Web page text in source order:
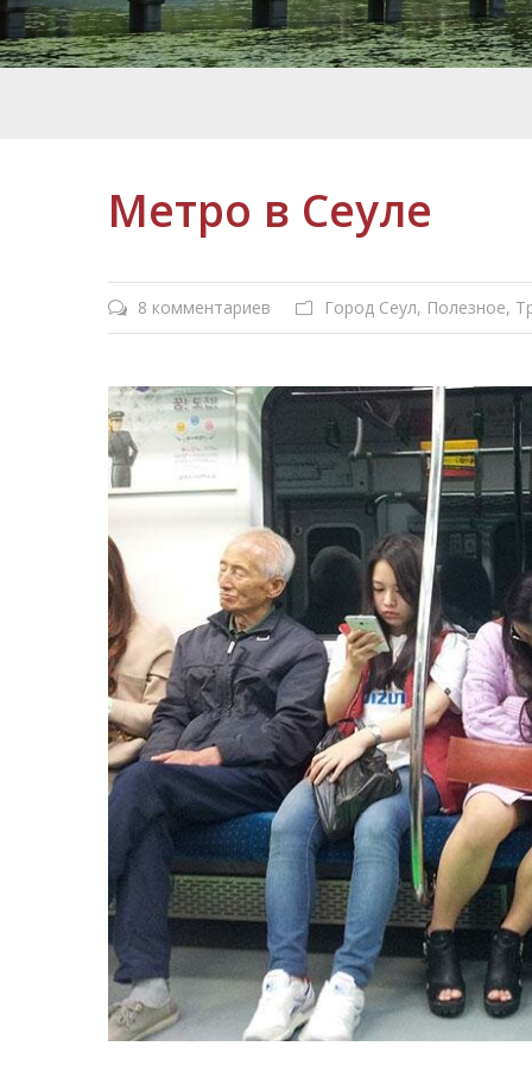
Метро в Сеуле
8 комментариев Город Сеул, Полезное,